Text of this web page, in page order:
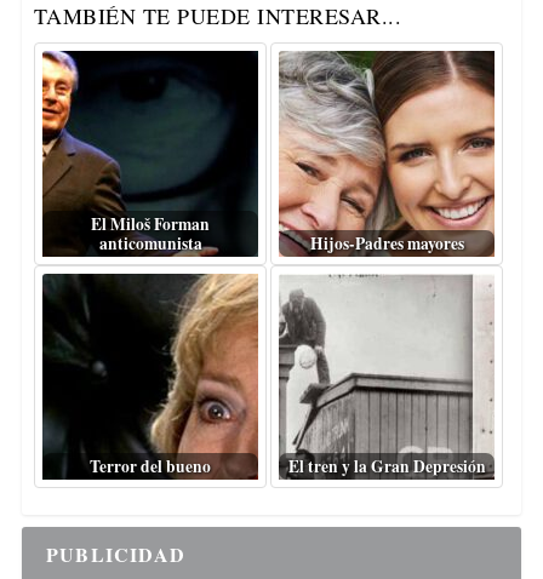
TAMBIÉN TE PUEDE INTERESAR...
El Miloš Forman
anticomunista
Hijos-Padres mayores
Terror del bueno El tren y la Gran Depresión
PUBLICIDAD